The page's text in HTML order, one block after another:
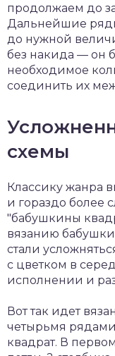
продолжаем до
Дальнейшие
до нужной
без накида — он
необходимое
соединить их
схемы
Классику жанра
и гораздо более
"бабушкины
вязанию
стали
с цветком в
исполнении и
Вот так идет
четырьмя
квадрат. В